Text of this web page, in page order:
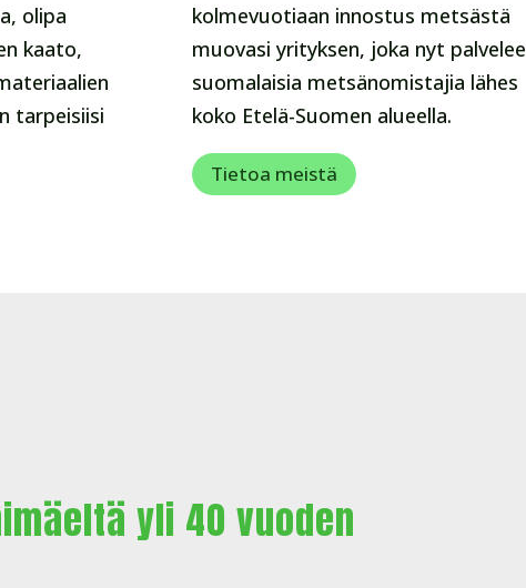
olipa
kaato,
tarpeisiisi
kolmevuotiaan innostus metsästä
muovasi yrityksen, joka nyt palvelee
suomalaisia metsänomistajia lähes
koko Etelä-Suomen alueella.
Tietoa meistä
yli 40 vuoden